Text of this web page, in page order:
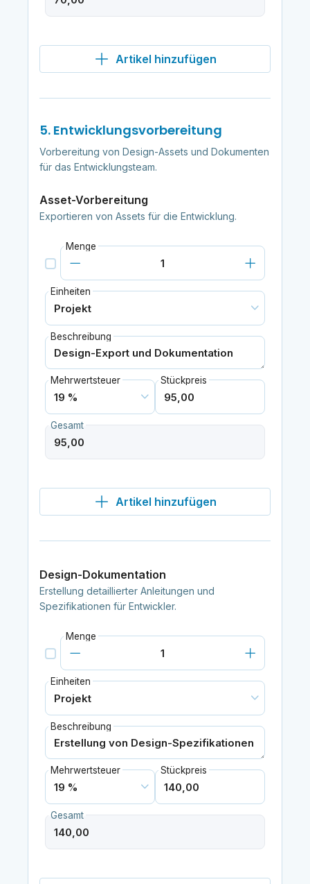
Artikel hinzufügen
5. Entwicklungsvorbereitung
Vorbereitung von Design-Assets und Dokumenten
für das Entwicklungsteam.
Asset-Vorbereitung
Exportieren von Assets für die Entwicklung.
Menge
Einheiten
Beschreibung
Mehrwertsteuer Stückpreis
Gesamt
Artikel hinzufügen
Design-Dokumentation
Erstellung detaillierter Anleitungen und
Spezifikationen für Entwickler.
Menge
Einheiten
Beschreibung
Mehrwertsteuer Stückpreis
Gesamt